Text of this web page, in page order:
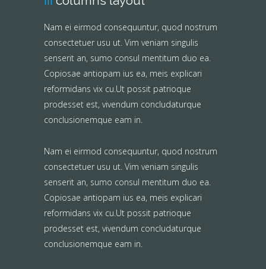
Nam ei eirmod consequuntur, quod nostrum
consectetuer usu ut. Vim veniam singulis
senserit an, sumo consul mentitum duo ea.
Copiosae antiopam ius ea, meis explicari
reformidans vix cu.Ut possit patrioque
prodesset est, vivendum concludaturque
conclusionemque eam in.
Nam ei eirmod consequuntur, quod nostrum
consectetuer usu ut. Vim veniam singulis
senserit an, sumo consul mentitum duo ea.
Copiosae antiopam ius ea, meis explicari
reformidans vix cu.Ut possit patrioque
prodesset est, vivendum concludaturque
conclusionemque eam in.